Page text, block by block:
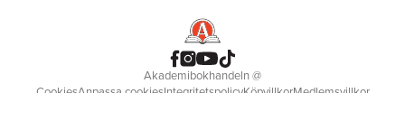
Akademibokhandeln@
CookiesAnpassa cookiesIntegritetspolicyKöpvillkorMedlemsvillkor